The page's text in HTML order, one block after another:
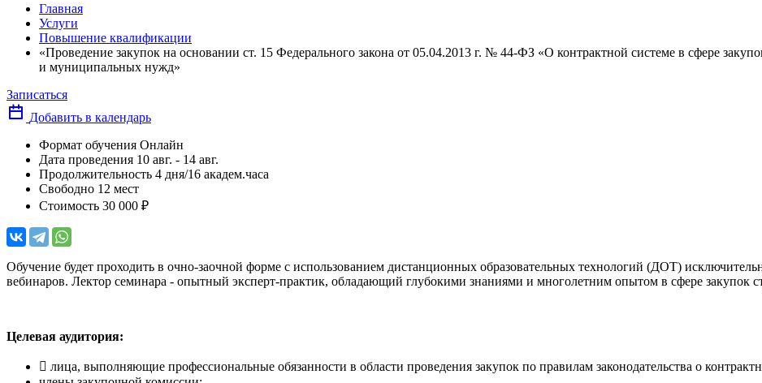
Главная
Услуги
Повышение квалификации
«Проведение закупок на основании ст. 15 Федерального закона от 05.04.2013 г. № 44-ФЗ «О контрактной системе в сфере
и муниципальных нужд»
Записаться
Добавить в календарь
Формат обучения Онлайн
Дата проведения 10 авг. - 14 авг.
Продолжительность 4 дня/16 академ.часа
Свободно 12 мест
Стоимость 30 000 ₽
Обучение будет проходить в очно-заочной форме с использованием дистанционных образовательных технологий (ДОТ)
вебинаров. Лектор семинара - опытный эксперт-практик, обладающий глубокими знаниями и многолетним опытом в сфере закупок
Целевая аудитория:
 лица, выполняющие профессиональные обязанности в области проведения закупок по правилам законодательства о